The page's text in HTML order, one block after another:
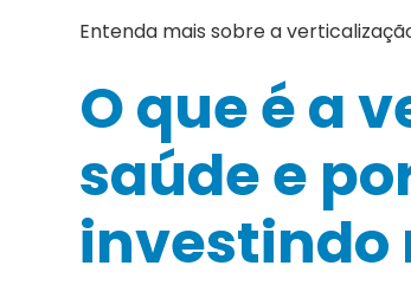
Entenda mais sobre a
O que é a
saúde e
investindo